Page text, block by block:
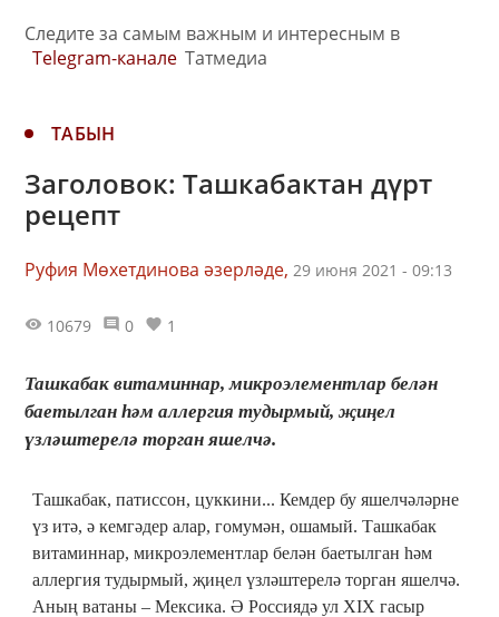
Следите за самым важным и интересным в
Telegram-канале Татмедиа
ТАБЫН
Заголовок: Ташкабактан дүрт
рецепт
Руфия Мөхетдинова әзерләде, 29 июня 2021 - 09:13
10679 0 1
Ташкабак витаминнар, микроэлементлар белән
баетылган һәм аллергия тудырмый, җиңел
үзләштерелә торган яшелчә.
Ташкабак, патиссон, цуккини... Кемдер бу яшелчәләрне
үз итә, ә кемгәдер алар, гомумән, ошамый. Ташкабак
витаминнар, микроэлементлар белән баетылган һәм
аллергия тудырмый, җиңел үзләштерелә торган яшелчә.
Аның ватаны – Мексика. Ә Россиядә ул XIX гасыр